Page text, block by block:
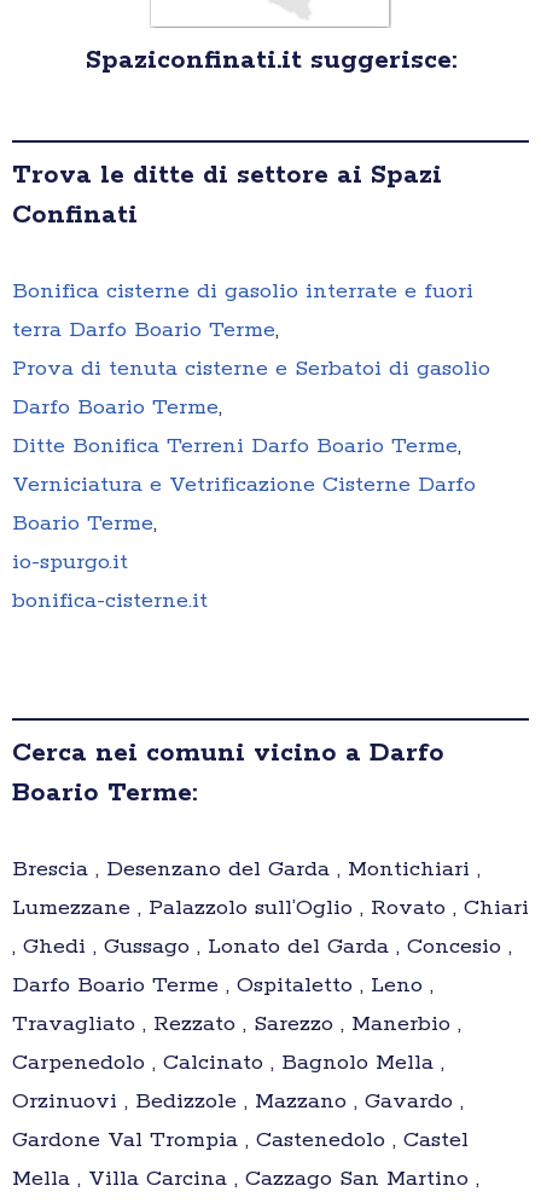
Spaziconfinati.it suggerisce:
Trova le ditte di settore ai Spazi
Confinati
Bonifica cisterne di gasolio interrate e fuori
terra Darfo Boario Terme,
Prova di tenuta cisterne e Serbatoi di gasolio
Darfo Boario Terme,
Ditte Bonifica Terreni Darfo Boario Terme,
Verniciatura e Vetrificazione Cisterne Darfo
Boario Terme,
io-spurgo.it
bonifica-cisterne.it
Cerca nei comuni vicino a Darfo
Boario Terme:
Brescia , Desenzano del Garda , Montichiari ,
Lumezzane , Palazzolo sull’Oglio , Rovato , Chiari
, Ghedi , Gussago , Lonato del Garda , Concesio ,
Darfo Boario Terme , Ospitaletto , Leno ,
Travagliato , Rezzato , Sarezzo , Manerbio ,
Carpenedolo , Calcinato , Bagnolo Mella ,
Orzinuovi , Bedizzole , Mazzano , Gavardo ,
Gardone Val Trompia , Castenedolo , Castel
Mella , Villa Carcina , Cazzago San Martino ,